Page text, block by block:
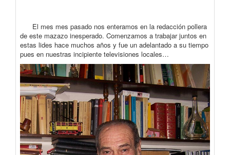
El mes mes pasado nos enteramos en la redacción pollera
de este mazazo inesperado. Comenzamos a trabajar juntos en
estas lides hace muchos años y fue un adelantado a su tiempo
pues en nuestras incipiente televisiones locales…